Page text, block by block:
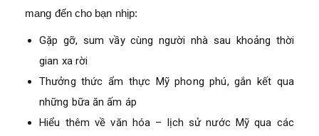
mang đến cho bạn nhịp:
Gặp gỡ, sum vầy cùng người nhà sau khoảng thời
gian xa rời
Thưởng thức ẩm thực Mỹ phong phú, gắn kết qua
những bữa ăn ấm áp
Hiểu thêm về văn hóa – lịch sử nước Mỹ qua các